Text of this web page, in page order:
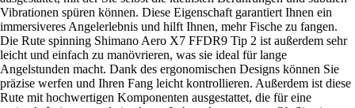
Vibrationen spüren können. Diese Eigenschaft garantiert Ihnen ein
immersiveres Angelerlebnis und hilft Ihnen, mehr Fische zu fangen.
Die Rute spinning Shimano Aero X7 FFDR9 Tip 2 ist außerdem sehr
leicht und einfach zu manövrieren, was sie ideal für lange
Angelstunden macht. Dank des ergonomischen Designs können Sie
präzise werfen und Ihren Fang leicht kontrollieren. Außerdem ist diese
Rute mit hochwertigen Komponenten ausgestattet, die für eine